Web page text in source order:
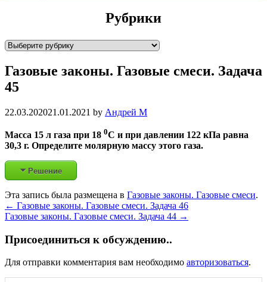
Рубрики
Р
б
р
к
Газовые законы. Газовые смеси. Задача
45
22.03.202021.01.2021 by Андрей М
Масса 15 л газа при 18 0С и при давлении 122 кПа равна
30,3 г. Определите молярную массу этого газа.
Решение
Эта запись была размещена в Газовые законы. Газовые смеси.
Post
navigation
← Газовые законы. Газовые смеси. Задача 46
Газовые законы. Газовые смеси. Задача 44 →
Присоединиться к обсуждению..
Для отправки комментария вам необходимо авторизоваться.